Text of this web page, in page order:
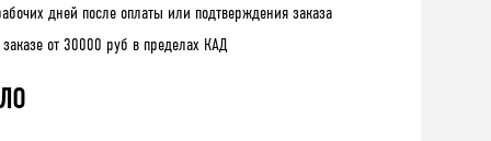
дней после оплаты или подтверждения заказа
от 30000 руб в пределах КАД